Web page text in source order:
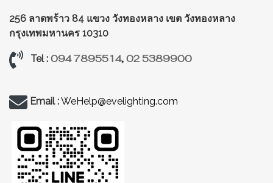
256 ลาดพร้าว 84 แขวง วังทองหลาง เขต วังทองหลาง
กรุงเทพมหานคร 10310
Tel : 094 7895514,02 5389900
Email :WeHelp@evelighting.com